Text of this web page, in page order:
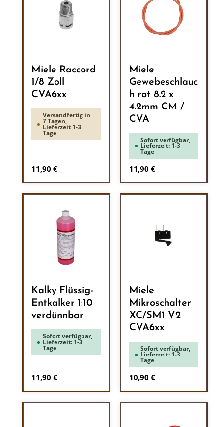
Miele Raccord
1/8 Zoll
CVA6xx
Versandfertig in
7 Tagen,
Lieferzeit 1-3
Tage
Regulärer Preis:
11,90 €
Miele
Gewebeschlauc
h rot 8.2 x
4.2mm CM /
CVA
Sofort verfügbar,
Lieferzeit: 1-3
Tage
Regulärer Preis:
11,90 €
Kalky Flüssig-
Entkalker 1:10
verdünnbar
Sofort verfügbar,
Lieferzeit: 1-3
Tage
Regulärer Preis:
11,90 €
Miele
Mikroschalter
XC/SM1 V2
CVA6xx
Sofort verfügbar,
Lieferzeit: 1-3
Tage
Regulärer Preis:
10,90 €